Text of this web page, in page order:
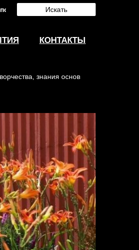
Искать
КОНТАКТЫ
ярким и
знания основ